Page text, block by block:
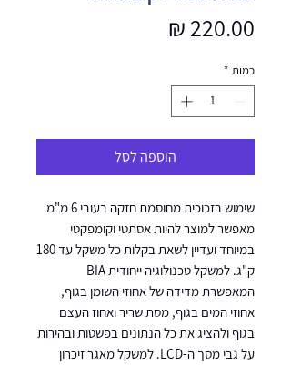
כמות *
הוספה לסל
שימוש בזכוכית מחוסמת חזקה בעובי 6 מ"מ
מאפשר למוצר להיות אסתטי וקומפקטי
במיוחד ועדיין לשאת בקלות כל משקל עד 180
ק"ג. למשקל טכנולוגיה ייחודית BIA
המאפשרת מדידה של אחוזי השומן בגוף,
אחוזי המים בגוף, מסת שריר ואחוז העצם
בגוף ולהציג את כל הנתונים בפשטות ובהירות
על גבי מסך ה-LCD. למשקל מאגר זיכרון